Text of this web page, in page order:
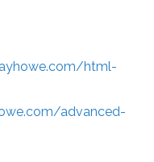
html-
advanced-